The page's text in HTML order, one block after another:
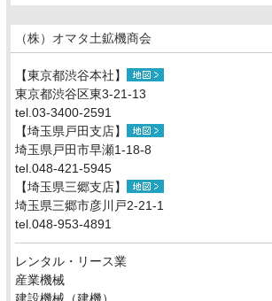
（株）オマタ土鉱機商会
【東京都渋谷本社】
東京都渋谷区東3-21-13
tel.03-3400-2591
【埼玉県戸田支店】
埼玉県戸田市早瀬1-18-8
tel.048-421-5945
【埼玉県三郷支店】
埼玉県三郷市彦川戸2-21-1
tel.048-953-4891
レンタル・リース業
産業機械
建設機械（建機）